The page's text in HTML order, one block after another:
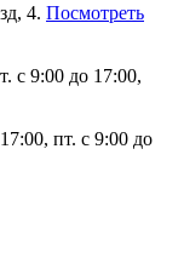
4. Посмотреть
с 9:00 до 17:00,
пт. с 9:00 до